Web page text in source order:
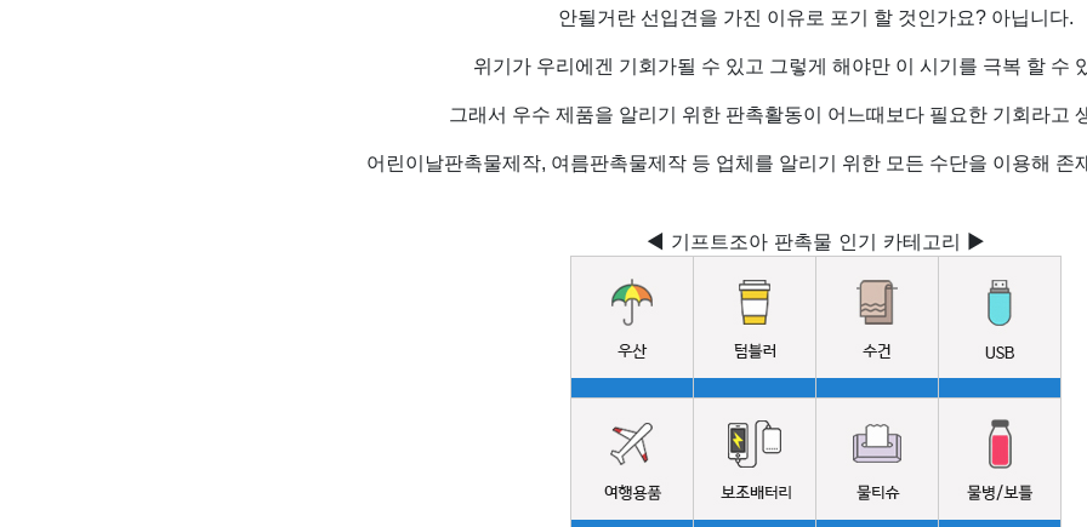
안될거란 선입견을 가진 이유로 포기 할 것인가요? 아닙니다.
위기가 우리에겐 기회가될 수 있고 그렇게 해야만 이 시기를 극복 할 수
그래서 우수 제품을 알리기 위한 판촉활동이 어느때보다 필요한 기회라고
어린이날판촉물제작, 여름판촉물제작 등 업체를 알리기 위한 모든 수단을 이용해 존
◀ 기프트조아 판촉물 인기 카테고리 ▶